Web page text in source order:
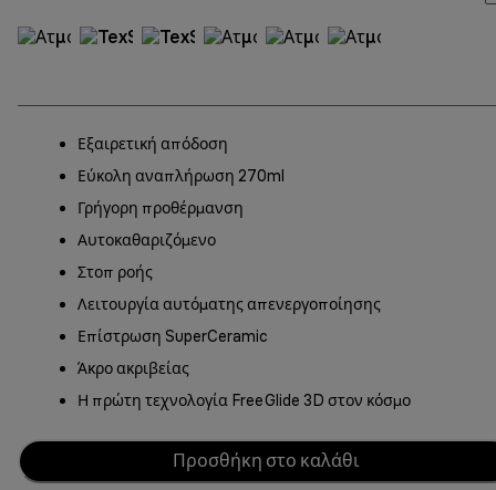
Εξαιρετική απόδοση
Εύκολη αναπλήρωση 270ml
Γρήγορη προθέρμανση
Αυτοκαθαριζόμενο
Στοπ ροής
Λειτουργία αυτόματης απενεργοποίησης
Επίστρωση SuperCeramic
Άκρο ακριβείας
Η πρώτη τεχνολογία FreeGlide 3D στον κόσμο
Προσθήκη στο καλάθι